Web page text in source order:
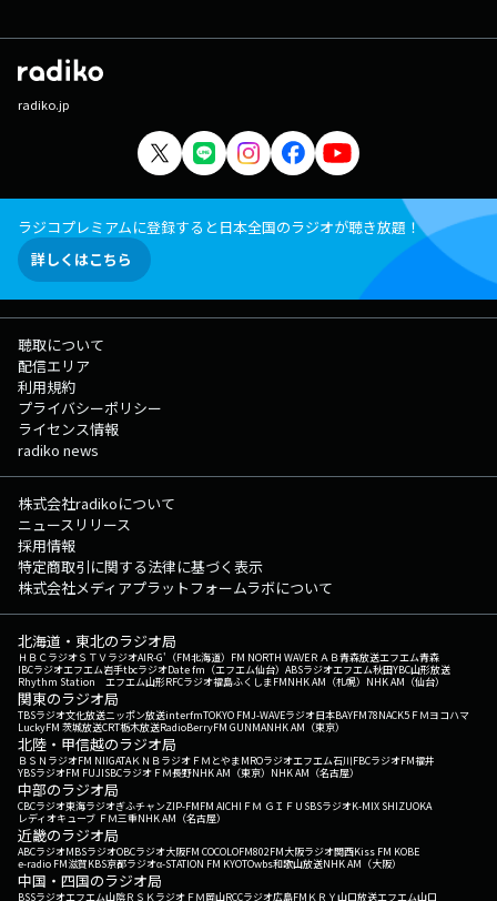
radiko.jp
ラジコプレミアムに登録すると日本全国のラジオが聴き放題！
詳しくはこちら
聴取について
配信エリア
利用規約
プライバシーポリシー
ライセンス情報
radiko news
株式会社radikoについて
ニュースリリース
採用情報
特定商取引に関する法律に基づく表示
株式会社メディアプラットフォームラボについて
北海道・東北のラジオ局
ＨＢＣラジオＳＴＶラジオAIR-G'（FM北海道） FM NORTH WAVEＲＡＢ青森放送エフエム青森
IBCラジオエフエム岩手tbcラジオDate fm（エフエム仙台） ABSラジオエフエム秋田YBC山形放送
Rhythm Station エフエム山形RFCラジオ福島ふくしまFMNHK AM（札幌） NHK AM（仙台）
関東のラジオ局
TBSラジオ文化放送ニッポン放送interfmTOKYO FMJ-WAVEラジオ日本BAYFM78NACK5 ＦＭヨコハマ
LuckyFM 茨城放送CRT栃木放送RadioBerryFM GUNMANHK AM（東京）
北陸・甲信越のラジオ局
ＢＳＮラジオFM NIIGATAＫＮＢラジオ ＦＭとやまMROラジオエフエム石川FBCラジオFM福井
YBSラジオFM FUJISBCラジオ ＦＭ長野NHK AM（東京） NHK AM（名古屋）
中部のラジオ局
CBCラジオ東海ラジオぎふチャンZIP-FMFM AICHI ＦＭ ＧＩＦＵ SBSラジオK-MIX SHIZUOKA
レディオキューブ ＦＭ三重NHK AM（名古屋）
近畿のラジオ局
ABCラジオMBSラジオOBCラジオ大阪FM COCOLOFM802FM大阪ラジオ関西Kiss FM KOBE
e-radio FM滋賀KBS京都ラジオα-STATION FM KYOTOwbs和歌山放送NHK AM（大阪）
中国・四国のラジオ局
BSSラジオエフエム山陰ＲＳＫラジオ ＦＭ岡山RCCラジオ広島FM ＫＲＹ山口放送エフエム山口